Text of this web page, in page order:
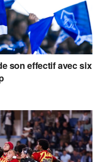
son effectif avec six